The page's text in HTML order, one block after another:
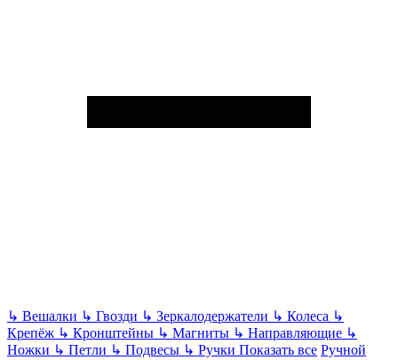
↳ Вешалки ↳ Гвозди ↳ Зеркалодержатели ↳ Колеса ↳
Крепёж ↳ Кронштейны ↳ Магниты ↳ Направляющие ↳
Ножки ↳ Петли ↳ Подвесы ↳ Ручки Показать все Ручной